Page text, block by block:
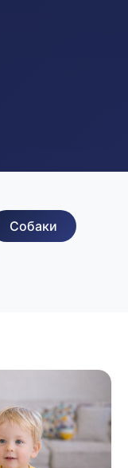
Собаки